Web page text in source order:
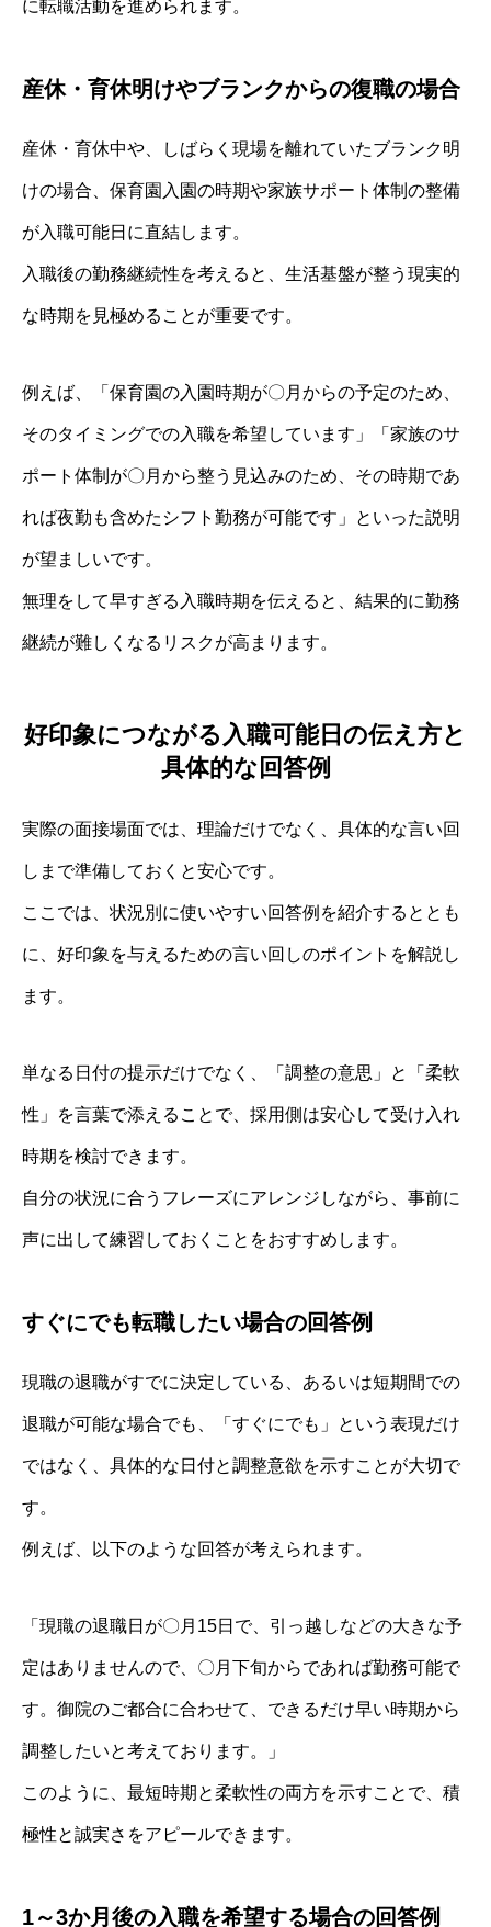
に転職活動を進められます。
産休・育休明けやブランクからの復職の場合
産休・育休中や、しばらく現場を離れていたブランク明
けの場合、保育園入園の時期や家族サポート体制の整備
が入職可能日に直結します。
入職後の勤務継続性を考えると、生活基盤が整う現実的
な時期を見極めることが重要です。
例えば、「保育園の入園時期が〇月からの予定のため、
そのタイミングでの入職を希望しています」「家族のサ
ポート体制が〇月から整う見込みのため、その時期であ
れば夜勤も含めたシフト勤務が可能です」といった説明
が望ましいです。
無理をして早すぎる入職時期を伝えると、結果的に勤務
継続が難しくなるリスクが高まります。
好印象につながる入職可能日の伝え方と
具体的な回答例
実際の面接場面では、理論だけでなく、具体的な言い回
しまで準備しておくと安心です。
ここでは、状況別に使いやすい回答例を紹介するととも
に、好印象を与えるための言い回しのポイントを解説し
ます。
単なる日付の提示だけでなく、「調整の意思」と「柔軟
性」を言葉で添えることで、採用側は安心して受け入れ
時期を検討できます。
自分の状況に合うフレーズにアレンジしながら、事前に
声に出して練習しておくことをおすすめします。
すぐにでも転職したい場合の回答例
現職の退職がすでに決定している、あるいは短期間での
退職が可能な場合でも、「すぐにでも」という表現だけ
ではなく、具体的な日付と調整意欲を示すことが大切で
す。
例えば、以下のような回答が考えられます。
「現職の退職日が〇月15日で、引っ越しなどの大きな予
定はありませんので、〇月下旬からであれば勤務可能で
す。御院のご都合に合わせて、できるだけ早い時期から
調整したいと考えております。」
このように、最短時期と柔軟性の両方を示すことで、積
極性と誠実さをアピールできます。
1～3か月後の入職を希望する場合の回答例